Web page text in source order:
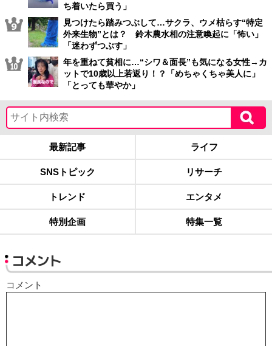
ち着いたら買う」
見つけたら踏みつぶして…サクラ、ウメ枯らす“特定
外来生物”とは？ 鈴木農水相の注意喚起に「怖い」
「迷わずつぶす」
年を重ねて貧相に…“シワ＆面長”も気になる女性→カ
ットで10歳以上若返り！？「めちゃくちゃ美人に」
「とっても華やか」
最新記事 ライフ
SNSトピック リサーチ
トレンド エンタメ
特別企画 特集一覧
コメント
コメント